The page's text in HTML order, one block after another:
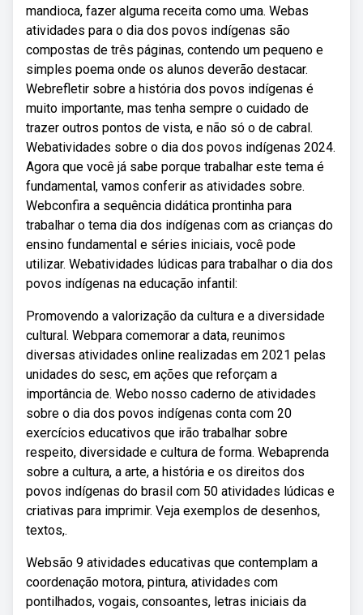
mandioca, fazer alguma receita como uma. Webas
atividades para o dia dos povos indígenas são
compostas de três páginas, contendo um pequeno e
simples poema onde os alunos deverão destacar.
Webrefletir sobre a história dos povos indígenas é
muito importante, mas tenha sempre o cuidado de
trazer outros pontos de vista, e não só o de cabral.
Webatividades sobre o dia dos povos indígenas 2024.
Agora que você já sabe porque trabalhar este tema é
fundamental, vamos conferir as atividades sobre.
Webconfira a sequência didática prontinha para
trabalhar o tema dia dos indígenas com as crianças do
ensino fundamental e séries iniciais, você pode
utilizar. Webatividades lúdicas para trabalhar o dia dos
povos indígenas na educação infantil:
Promovendo a valorização da cultura e a diversidade
cultural. Webpara comemorar a data, reunimos
diversas atividades online realizadas em 2021 pelas
unidades do sesc, em ações que reforçam a
importância de. Webo nosso caderno de atividades
sobre o dia dos povos indígenas conta com 20
exercícios educativos que irão trabalhar sobre
respeito, diversidade e cultura de forma. Webaprenda
sobre a cultura, a arte, a história e os direitos dos
povos indígenas do brasil com 50 atividades lúdicas e
criativas para imprimir. Veja exemplos de desenhos,
textos,.
Websão 9 atividades educativas que contemplam a
coordenação motora, pintura, atividades com
pontilhados, vogais, consoantes, letras iniciais da